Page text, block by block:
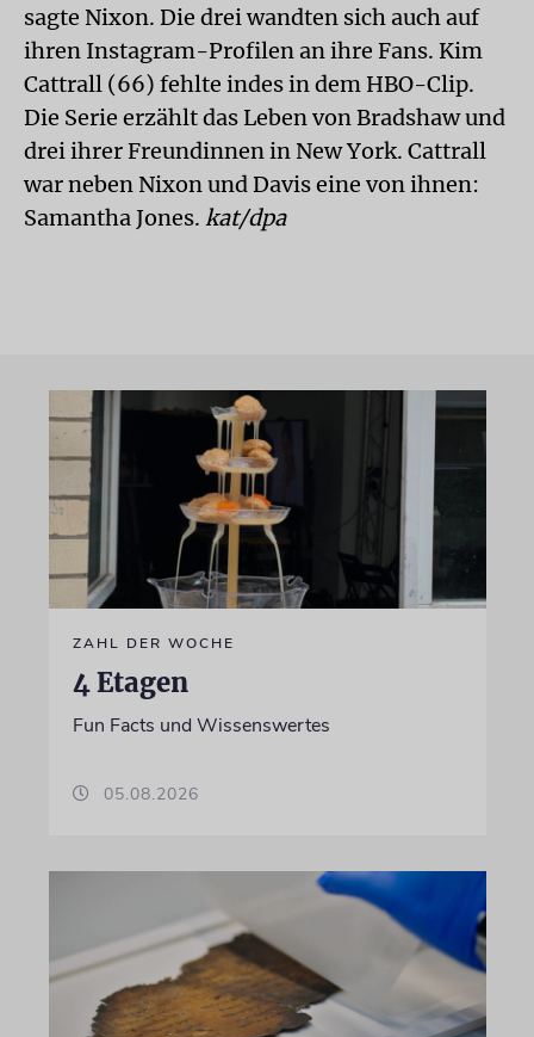
sagte Nixon. Die drei wandten sich auch auf
ihren Instagram-Profilen an ihre Fans. Kim
Cattrall (66) fehlte indes in dem HBO-Clip.
Die Serie erzählt das Leben von Bradshaw und
drei ihrer Freundinnen in New York. Cattrall
war neben Nixon und Davis eine von ihnen:
Samantha Jones. kat/dpa
ZAHL DER WOCHE
4 Etagen
Fun Facts und Wissenswertes
05.08.2026